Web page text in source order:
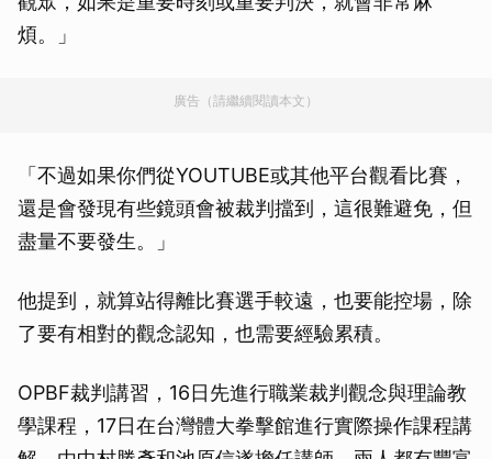
煩。」
廣告（請繼續閱讀本文）
「不過如果你們從YOUTUBE或其他平台觀看比賽，
還是會發現有些鏡頭會被裁判擋到，這很難避免，但
盡量不要發生。」
他提到，就算站得離比賽選手較遠，也要能控場，除
了要有相對的觀念認知，也需要經驗累積。
OPBF裁判講習，16日先進行職業裁判觀念與理論教
學課程，17日在台灣體大拳擊館進行實際操作課程講